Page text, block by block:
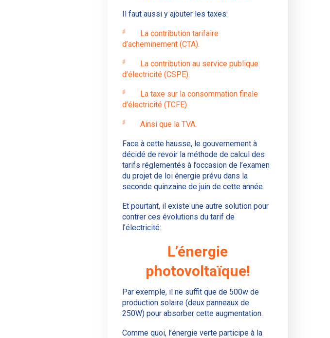
Il faut aussi y ajouter les taxes:
La contribution tarifaire
d’acheminement (CTA).
La contribution au service publique
d’électricité (CSPE).
La taxe sur la consommation finale
d’électricité (TCFE)
Ainsi que la TVA.
Face à cette hausse, le gouvernement à
décidé de revoir la méthode de calcul des
tarifs réglementés à l’occasion de l’examen
du projet de loi énergie prévu dans la
seconde quinzaine de juin de cette année.
Et pourtant, il existe une autre solution pour
contrer ces évolutions du tarif de
l’électricité:
L’énergie
photovoltaïque!
Par exemple, il ne suffit que de 500w de
production solaire (deux panneaux de
250W) pour absorber cette augmentation.
Comme quoi, l’énergie verte participe à la